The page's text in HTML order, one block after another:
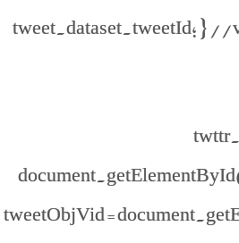
tweet.dataset.tweetId; } //
tweetObjVid =